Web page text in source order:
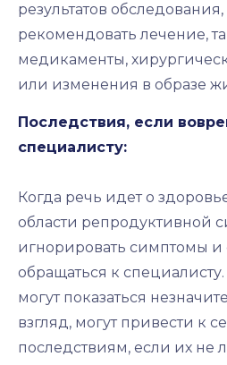
результатов
рекомендовать лечение,
медикаменты,
или изменения в образе
Последствия, если
специалисту:
Когда речь идет о
области репродуктивной
игнорировать симптомы
обращаться к
могут показаться
взгляд, могут привести к
последствиям, если их не